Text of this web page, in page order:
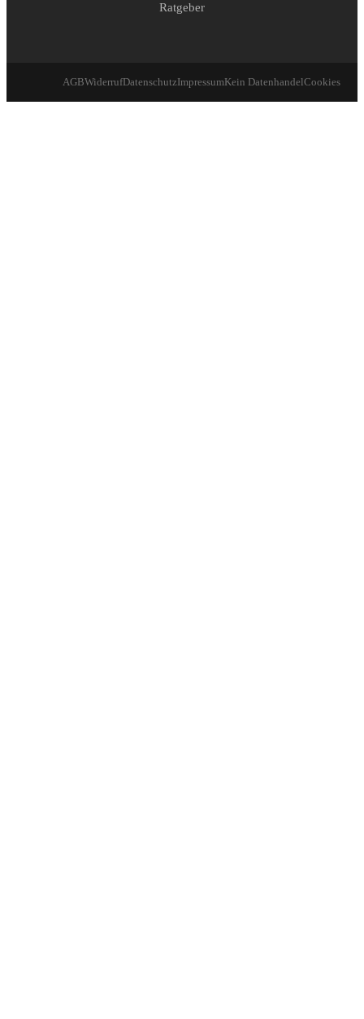
Ratgeber
AGBWiderrufDatenschutzImpressumKein DatenhandelCookies